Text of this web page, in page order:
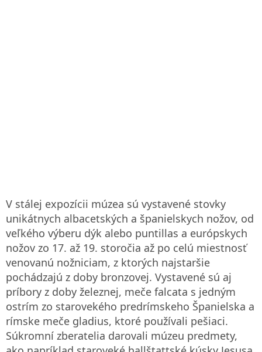
V stálej expozícii múzea sú vystavené stovky
unikátnych albacetských a španielskych nožov, od
veľkého výberu dýk alebo puntillas a európskych
nožov zo 17. až 19. storočia až po celú miestnosť
venovanú nožniciam, z ktorých najstaršie
pochádzajú z doby bronzovej. Vystavené sú aj
príbory z doby železnej, meče falcata s jedným
ostrím zo starovekého predrímskeho Španielska a
rímske meče gladius, ktoré používali pešiaci.
Súkromní zberatelia darovali múzeu predmety,